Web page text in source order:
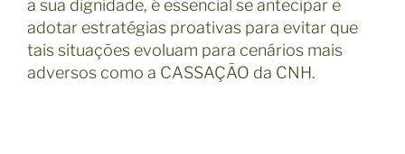
a sua dignidade, é essencial se antecipar e
adotar estratégias proativas para evitar que
tais situações evoluam para cenários mais
adversos como a CASSAÇÃO da CNH.